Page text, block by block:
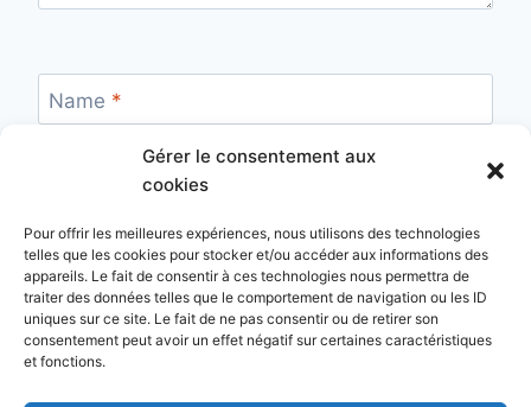
Gérer le consentement aux
cookies
Pour offrir les meilleures expériences, nous utilisons des technologies
telles que les cookies pour stocker et/ou accéder aux informations des
appareils. Le fait de consentir à ces technologies nous permettra de
traiter des données telles que le comportement de navigation ou les ID
uniques sur ce site. Le fait de ne pas consentir ou de retirer son
consentement peut avoir un effet négatif sur certaines caractéristiques
et fonctions.
Name *
Webseite